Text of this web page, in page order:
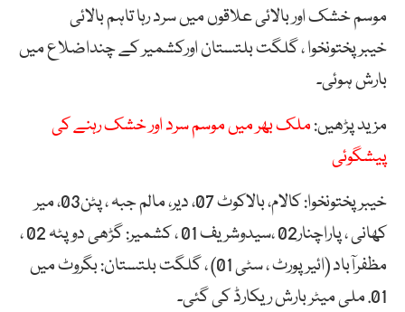
موسم خشک اور بالائی علاقوں میں سرد رہا تاہم بالائی
خیبرپختونخوا ، گلگت بلتستان اورکشمیر کے چنداضلاع میں
بارش ہوئی۔
مزید پڑھیں:ملک بھر میں موسم سرد اور خشک رہنے کی
پیشگوئی
خیبرپختونخوا: کالام، بالاکوٹ 07، دیر، مالم جبہ ، پٹن03، میر
کھانی ، پاراچنار02 ،سیدوشریف 01 ، کشمیر: گڑھی دوپٹہ 02 ،
مظفرآباد (ائیر پورٹ ، سٹی 01) ، گلگت بلتستان: بگروٹ میں
01. ملی میٹر بارش ریکارڈ کی گئی۔